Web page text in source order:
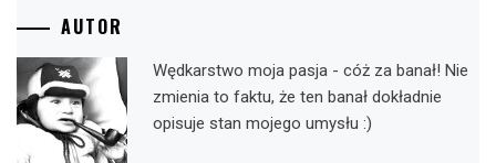
AUTOR
Wędkarstwo moja pasja - cóż za banał! Nie
zmienia to faktu, że ten banał dokładnie
opisuje stan mojego umysłu :)